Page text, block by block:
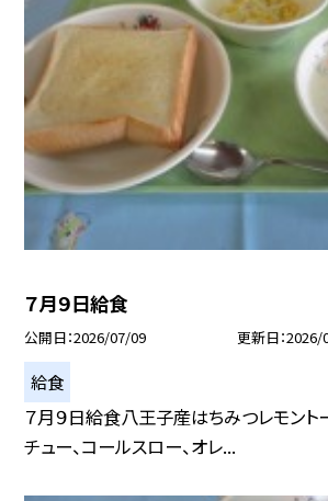
７月９日給食
公開日 2026/07/09 更新日 2026/
給食
７月９日給食八王子産はちみつレモント
チュー、コールスロー、オレ...